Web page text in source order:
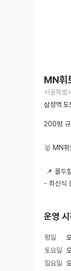
MN휘
서울특별
삼성역
200평 규
🥇 MN휘
📌 몰두
- 최신식
만끽하세
습니다.
💪 맞춤
운영
평일
토요일
일요일